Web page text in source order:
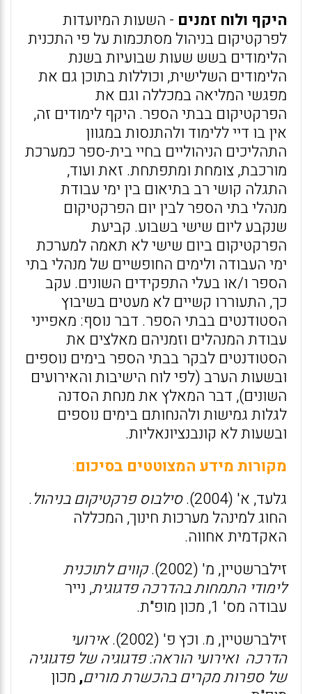
היקף ולוח זמנים - השעות המיועדות
לפרקטיקום בניהול מסתכמות על פי התכנית
הלימודים בשש שעות שבועיות בשנת
הלימודים השלישית, וכוללות בתוכן גם את
מפגשי המליאה במכללה וגם את
הפרקטיקום בבתי הספר. היקף לימודים זה,
אין בו דיי ללימוד ולהתנסות במגוון
התהליכים הניהוליים בחיי בית-ספר כמערכת
מורכבת, צומחת ומתפתחת. זאת ועוד,
התגלה קושי רב בתיאום בין ימי עבודת
מנהלי בתי הספר לבין יום הפרקטיקום
שנקבע ליום שישי בשבוע. קביעת
הפרקטיקום ביום שישי לא תאמה למערכת
ימי העבודה ולימים החופשיים של מנהלי בתי
הספר ו/או בעלי התפקידים השונים. עקב
כך, התעוררו קשיים לא מעטים בשיבוץ
הסטודנטים בבתי הספר. דבר נוסף: מאפייני
עבודת המנהלים וזמניהם מאלצים את
הסטודנטים לבקר בבתי הספר בימים נוספים
ובשעות הערב (לפי לוח הישיבות והאירועים
השונים), דבר המאלץ את מנחת הסדנה
לגלות גמישות ולהנחותם בימים נוספים
ובשעות לא קונבנציונאליות.
מקורות מידע המצוטטים בסיכום:
גלעד, א' (2004).
סילבוס פרקטיקום בניהול.
החוג למינהל מערכות חינוך, המכללה
האקדמית אחווה.
זילברשטיין, מ' (2002).
קווים לתוכנית
לימודי התמחות בהדרכה פדגוגית, נייר
עבודה מס' 1, מכון מופ"ת.
זילברשטיין, מ. וכץ פ' (2002).
אירועי
הדרכה ואירועי הוראה: פדגוגיה של פדגוגיה
של ספרות מקרים בהכשרת מורים,מכון